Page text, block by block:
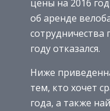
цены на 2016
об аренде
сотрудничества
году отказался.
Ниже
тем, кто хочет
года, а также